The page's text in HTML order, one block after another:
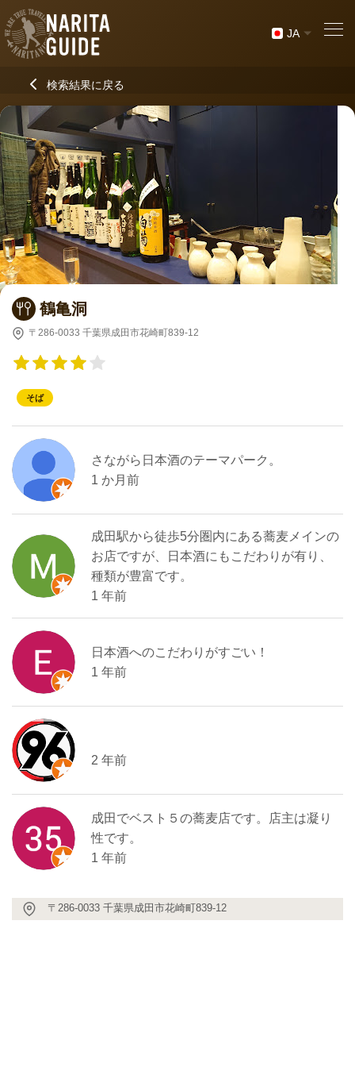
JA
検索結果に戻る
鶴亀洞
〒286-0033 千葉県成田市花崎町839-12
そば
さながら日本酒のテーマパーク。
1 か月前
成田駅から徒歩5分圏内にある蕎麦メインの
お店ですが、日本酒にもこだわりが有り、
種類が豊富です。
1 年前
日本酒へのこだわりがすごい！
1 年前
2 年前
成田でベスト５の蕎麦店です。店主は凝り
性です。
1 年前
〒286-0033 千葉県成田市花崎町839-12